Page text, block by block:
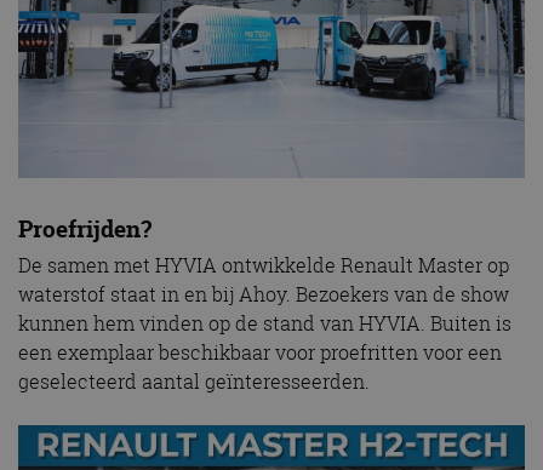
Proefrijden?
De samen met HYVIA ontwikkelde Renault Master op
waterstof staat in en bij Ahoy. Bezoekers van de show
kunnen hem vinden op de stand van HYVIA. Buiten is
een exemplaar beschikbaar voor proefritten voor een
geselecteerd aantal geïnteresseerden.